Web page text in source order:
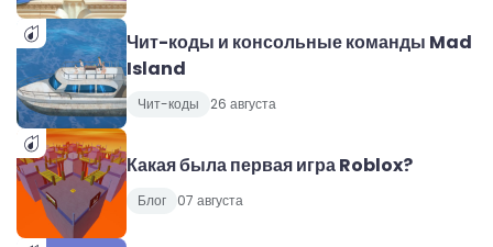
Чит-коды и консольные команды Mad
Island
Чит-коды 26 августа
Какая была первая игра Roblox?
Блог 07 августа